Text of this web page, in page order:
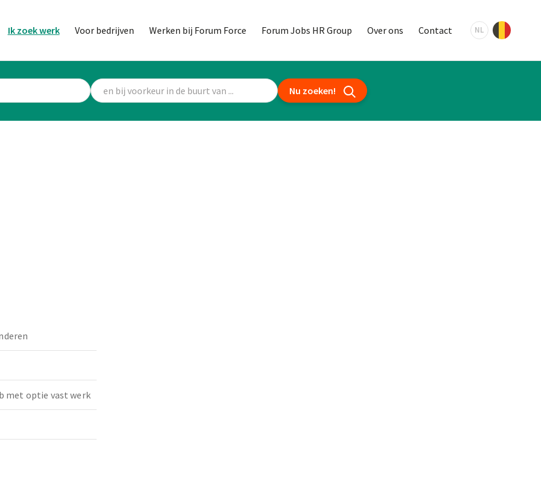
Ik zoek werk Voor bedrijven Werken bij Forum Force Forum Jobs HR Group Over ons Contact NL
Nu zoeken!
met optie vast werk